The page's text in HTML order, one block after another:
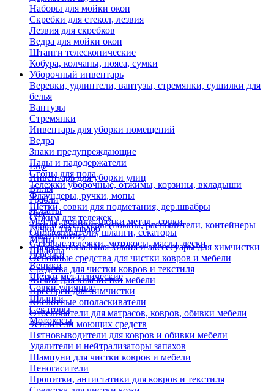
Наборы для мойки окон
Скребки для стекол, лезвия
Лезвия для скребков
Ведра для мойки окон
Штанги телескопические
Кобура, колчаны, пояса, сумки
Уборочный инвентарь
Веревки, удлинтели, вантузы, стремянки, сушилки для
белья
Вантузы
Стремянки
Инвентарь для уборки помещений
Ведра
Знаки предупреждающие
Пады и падодержатели
Сгоны для пола
Тележки уборочные, отжимы, корзины, вкладыши
Флаундеры, ручки, мопы
Щетки, совки для подметания, дер.швабры
Отжим для тележек
Ручки для швабр
Мопы
Швабры
Еще
Инвентарь для уборки улиц
Вилы
Грабли
Лопаты
Метлы, веники, щетки метал., совки
Опрыскиватели, шланги, секаторы
Садовые тележки, мотокосы, масла, лески
Черенки
Веники
Щетки металлические
Совки уличные
Шланги
Секаторы
Мотокосы
Еще
Тара и аксессуары (помпы, распылители, контейнеры
замачивания)
Профессиональная химия и акссесуары для химчистки
Основные средства для чистки ковров и мебели
Средства для чистки ковров и текстиля
Химия для химчистки мебели
Преспреи для химчистки
Кислотные ополаскиватели
Отбеливатели для матрасов, ковров, обивки мебели
Усилители моющих средств
Пятновыводители для ковров и обивки мебели
Удалители и нейтрализаторы запахов
Шампуни для чистки ковров и мебели
Пеногасители
Пропитки, антистатики для ковров и текстиля